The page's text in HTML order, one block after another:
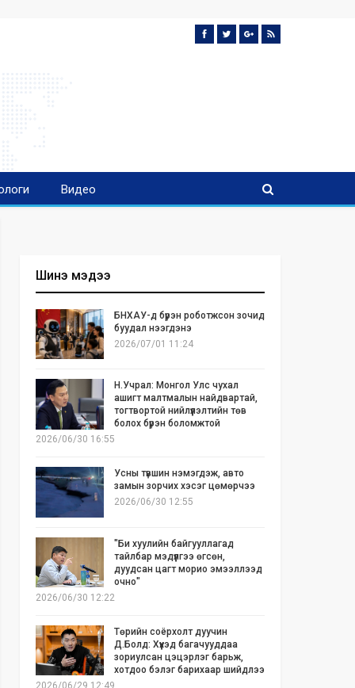
Видео
Шинэ мэдээ
БНХАУ-д бүрэн роботжсон зочид
буудал нээгдэнэ
2026/07/01 11:24
Н.Учрал: Монгол Улс чухал
ашигт малтмалын найдвартай,
тогтвортой нийлүүлэлтийн төв
болох бүрэн боломжтой
2026/06/30 16:55
Усны түвшин нэмэгдэж, авто
замын зорчих хэсэг цөмөрчээ
2026/06/30 12:55
"Би хуулийн байгууллагад
тайлбар мэдүүлгээ өгсөн,
дуудсан цагт морио эмээллээд
очно"
2026/06/30 12:22
Төрийн соёрхолт дуучин
Д.Болд: Хүүхэд багачууддаа
зориулсан цэцэрлэг барьж,
хотдоо бэлэг барихаар шийдлээ
2026/06/29 12:49